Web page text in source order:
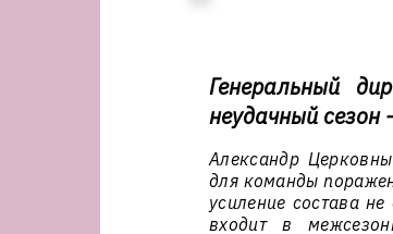
Генеральный
неудачный сезон
Александр
для команды
усиление состава
входит в